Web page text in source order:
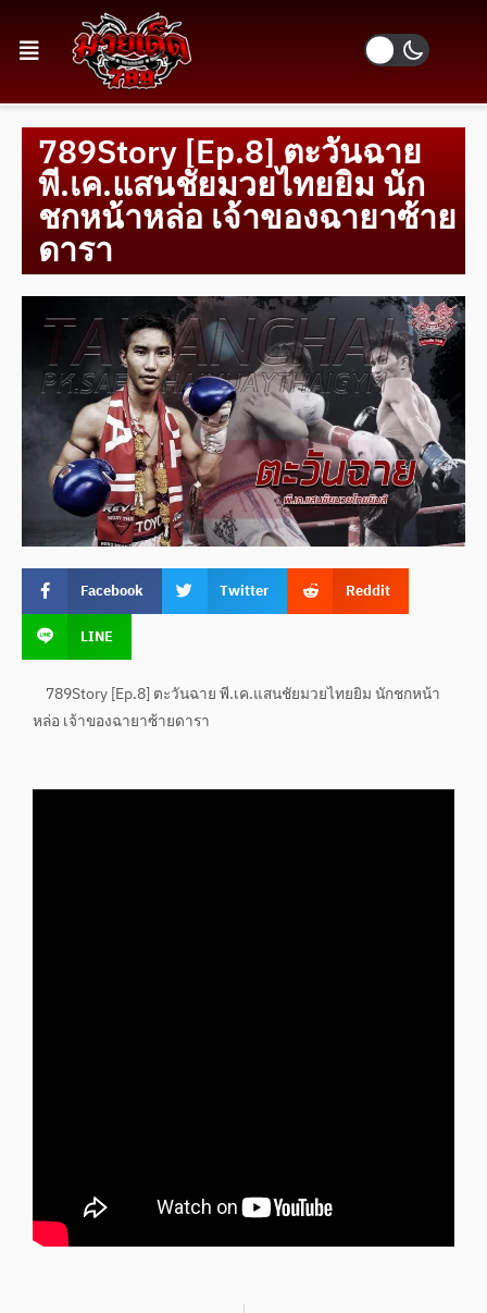
789Story [Ep.8] ตะวันฉาย
พี.เค.แสนชัยมวยไทยยิม นัก
ชกหน้าหล่อ เจ้าของฉายาซ้าย
ดารา
Facebook Twitter
Reddit
LINE
789Story [Ep.8] ตะวันฉาย พี.เค.แสนชัยมวยไทยยิม นักชกหน้า
หล่อ เจ้าของฉายาซ้ายดารา